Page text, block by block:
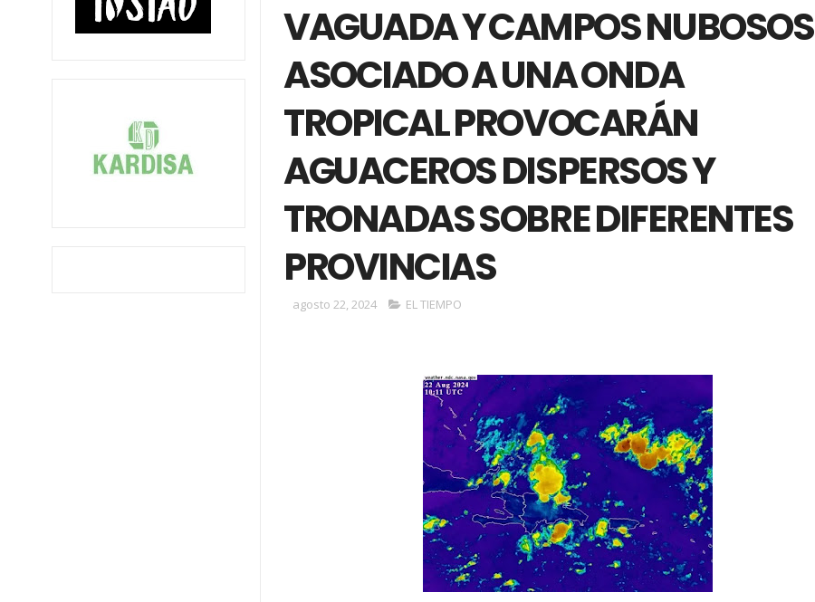
VAGUADA Y CAMPOS NUBOSOS
ASOCIADO A UNA ONDA
TROPICAL PROVOCARÁN
AGUACEROS DISPERSOS Y
TRONADAS SOBRE DIFERENTES
PROVINCIAS
agosto 22, 2024 EL TIEMPO